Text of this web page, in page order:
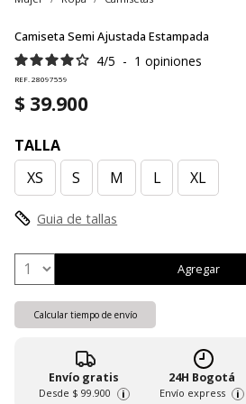
Camiseta Semi Ajustada Estampada
4/5 - 1 opiniones
REF. 28097559
$ 39.900
TALLA
XS
S M L XL
Guia de tallas
Agregar
Calcular tiempo de envío
Envío gratis
Desde $ 99.900 i
24H Bogotá
Envío express i